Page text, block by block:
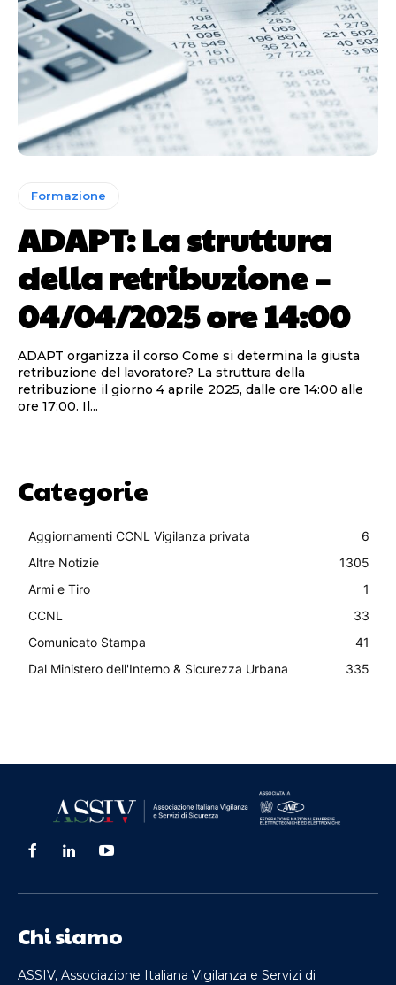
Formazione
ADAPT: La struttura
della retribuzione –
04/04/2025 ore 14:00
ADAPT organizza il corso Come si determina la giusta
retribuzione del lavoratore? La struttura della
retribuzione il giorno 4 aprile 2025, dalle ore 14:00 alle
ore 17:00. Il...
Categorie
Aggiornamenti CCNL Vigilanza privata
6
Altre Notizie
1305
Armi e Tiro
1
CCNL
33
Comunicato Stampa
41
Dal Ministero dell'Interno & Sicurezza Urbana
335
Chi siamo
ASSIV, Associazione Italiana Vigilanza e Servizi di